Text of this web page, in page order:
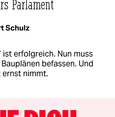
Parlament
Schulz
ist erfolgreich. Nun muss
befassen. Und
ernst nimmt.